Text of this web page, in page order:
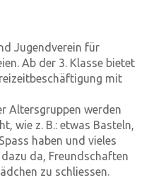
Jugendverein für
Ab der 3. Klasse bietet
mit
Altersgruppen werden
wie z. B.: etwas Basteln,
haben und vieles
da, Freundschaften
zu schliessen.